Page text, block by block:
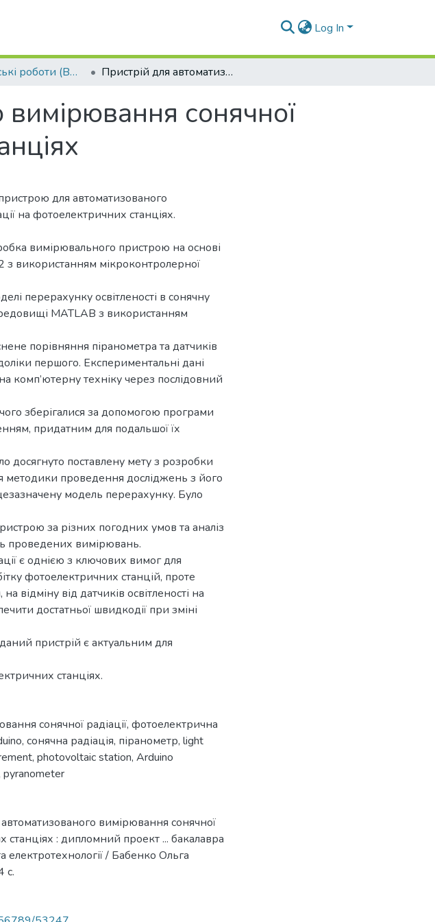
Log In
Бакалаврські роботи (ВДЕ) Пристрій для автоматизованого вимірювання сонячної радіації на фотоелектричних станціях
сонячної
для автоматизованого
на фотоелектричних станціях.
вимірювального пристрою на основі
з використанням мікроконтролерної
перерахунку освітленості в сонячну
MATLAB з використанням
порівняння піранометра та датчиків
першого. Експериментальні дані
комп’ютерну техніку через послідовний
зберігалися за допомогою програми
придатним для подальшої їх
досягнуто поставлену мету з розробки
методики проведення досліджень з його
модель перерахунку. Було
за різних погодних умов та аналіз
проведених вимірювань.
є однією з ключових вимог для
фотоелектричних станцій, проте
відміну від датчиків освітленості на
достатньої швидкодії при зміні
пристрій є актуальним для
станціях.
сонячної радіації, фотоелектрична
, сонячна радіація, піранометр, light
, photovoltaic station, Arduino
pyranometer
вимірювання сонячної
станціях : дипломний проект ... бакалавра
електротехнології / Бабенко Ольга
с.